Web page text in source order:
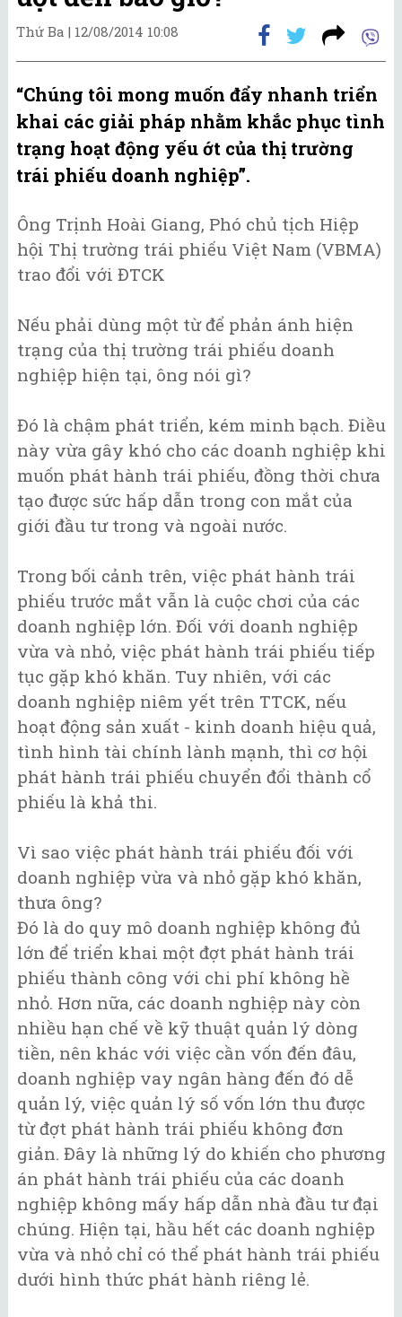
Thứ Ba | 12/08/2014 10:08
“Chúng tôi mong muốn đẩy nhanh triển
khai các giải pháp nhằm khắc phục tình
trạng hoạt động yếu ớt của thị trường
trái phiếu doanh nghiệp”.
Ông Trịnh Hoài Giang, Phó chủ tịch Hiệp
hội Thị trường trái phiếu Việt Nam (VBMA)
trao đổi với ĐTCK
Nếu phải dùng một từ để phản ánh hiện
trạng của thị trường trái phiếu doanh
nghiệp hiện tại, ông nói gì?
Đó là chậm phát triển, kém minh bạch. Điều
này vừa gây khó cho các doanh nghiệp khi
muốn phát hành trái phiếu, đồng thời chưa
tạo được sức hấp dẫn trong con mắt của
giới đầu tư trong và ngoài nước.
Trong bối cảnh trên, việc phát hành trái
phiếu trước mắt vẫn là cuộc chơi của các
doanh nghiệp lớn. Đối với doanh nghiệp
vừa và nhỏ, việc phát hành trái phiếu tiếp
tục gặp khó khăn. Tuy nhiên, với các
doanh nghiệp niêm yết trên TTCK, nếu
hoạt động sản xuất - kinh doanh hiệu quả,
tình hình tài chính lành mạnh, thì cơ hội
phát hành trái phiếu chuyển đổi thành cổ
phiếu là khả thi.
Vì sao việc phát hành trái phiếu đối với
doanh nghiệp vừa và nhỏ gặp khó khăn,
thưa ông?
Đó là do quy mô doanh nghiệp không đủ
lớn để triển khai một đợt phát hành trái
phiếu thành công với chi phí không hề
nhỏ. Hơn nữa, các doanh nghiệp này còn
nhiều hạn chế về kỹ thuật quản lý dòng
tiền, nên khác với việc cần vốn đến đâu,
doanh nghiệp vay ngân hàng đến đó dễ
quản lý, việc quản lý số vốn lớn thu được
từ đợt phát hành trái phiếu không đơn
giản. Đây là những lý do khiến cho phương
án phát hành trái phiếu của các doanh
nghiệp không mấy hấp dẫn nhà đầu tư đại
chúng. Hiện tại, hầu hết các doanh nghiệp
vừa và nhỏ chỉ có thể phát hành trái phiếu
dưới hình thức phát hành riêng lẻ.